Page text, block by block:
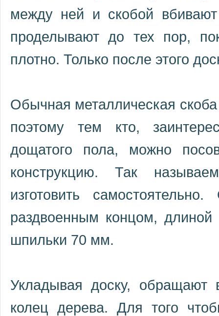
между ней и скобой
проделывают до тех пор,
плотно. Только после этого
Обычная металлическая
поэтому тем кто,
дощатого пола, можно
конструкцию. Так
изготовить
раздвоенным концом,
шпильки 70 мм.
Укладывая доску, обращают
колец дерева. Для того